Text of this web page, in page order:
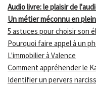
Audio livre: le plaisir de
Un métier méconnu en
5 astuces pour choisir son
Pourquoi faire appel à un
L'immobilier à Valence
Comment appréhender le
Identifier un pervers